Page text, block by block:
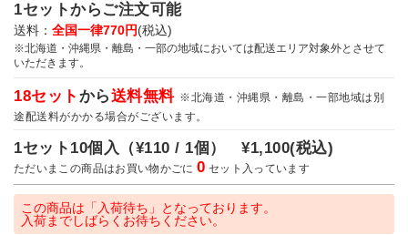
1セットからご注文可能
送料： 全国一律770円(税込)
※北海道・沖縄県・離島・一部の地域においては配送エリア対象外とさせて
いただきます。
18セット から送料無料 ※北海道・沖縄県・離島・一部地域は別
途配送料がかかる場合がございます。
1セット10個入（¥110 / 1個）¥1,100(税込)
ただいまこの商品はお買い物かごに0 セット入っています
この商品は「入荷待ち」となっております。
入荷までしばらくお待ちください。